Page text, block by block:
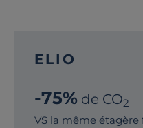
ELIO
-75% de CO2
VS la même